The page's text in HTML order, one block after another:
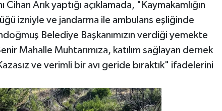
Arık yaptığı açıklamada, "Kaymakamlığın
izniyle ve jandarma ile ambulans eşliğinde
Belediye Başkanımızın verdiği yemekte
Mahalle Muhtarımıza, katılım sağlayan dernek
ve verimli bir avı geride bıraktık" ifadelerini